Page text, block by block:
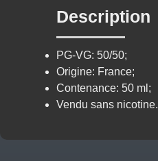
Description
PG-VG: 50/50;
Origine: France;
Contenance: 50 ml;
Vendu sans nicotine.